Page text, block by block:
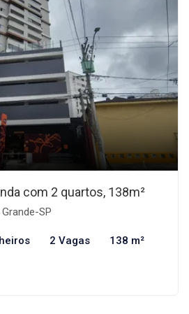
com 2 quartos, 138m²
SP
2 Vagas 138 m²